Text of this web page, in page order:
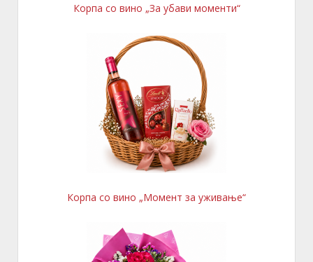
Корпа со вино „За убави моменти“
Корпа со вино „Момент за уживање“